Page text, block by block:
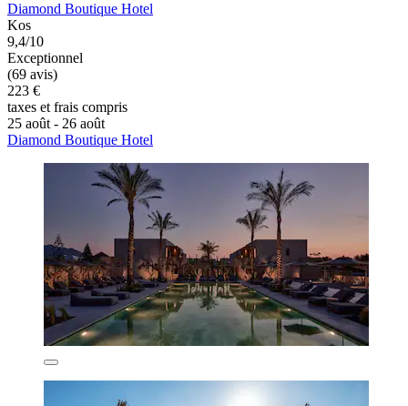
Diamond Boutique Hotel
Kos
9,4/10
Exceptionnel
(69 avis)
223 €
taxes et frais compris
25 août - 26 août
Diamond Boutique Hotel